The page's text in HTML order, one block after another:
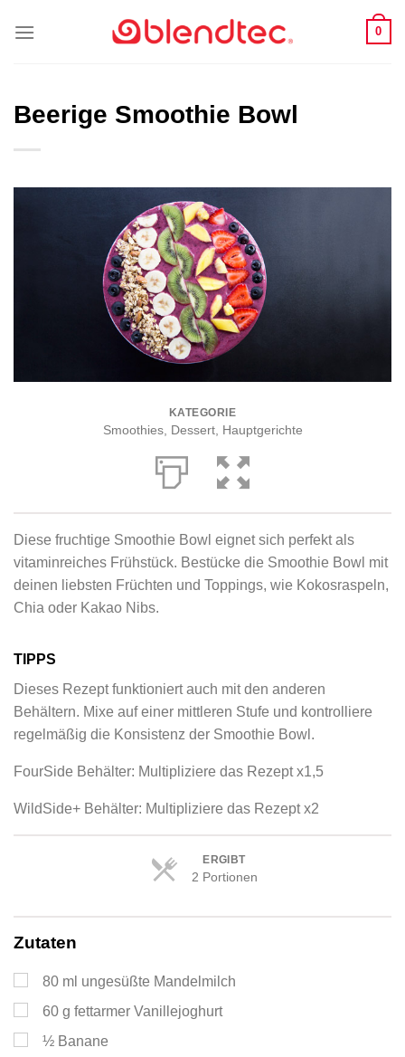
Inhalt
0
Beerige Smoothie Bowl
KATEGORIE
Smoothies, Dessert, Hauptgerichte
Diese fruchtige Smoothie Bowl eignet sich perfekt als
vitaminreiches Frühstück. Bestücke die Smoothie Bowl mit
deinen liebsten Früchten und Toppings, wie Kokosraspeln,
Chia oder Kakao Nibs.
TIPPS
Dieses Rezept funktioniert auch mit den anderen
Behältern. Mixe auf einer mittleren Stufe und kontrolliere
regelmäßig die Konsistenz der Smoothie Bowl.
FourSide Behälter: Multipliziere das Rezept x1,5
WildSide+ Behälter: Multipliziere das Rezept x2
ERGIBT
2 Portionen
Zutaten
80 ml ungesüßte Mandelmilch
60 g fettarmer Vanillejoghurt
½ Banane